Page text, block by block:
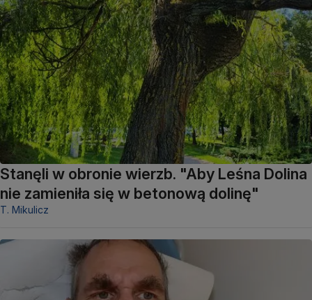
Stanęli w obronie wierzb. "Aby Leśna Dolina
nie zamieniła się w betonową dolinę"
T. Mikulicz